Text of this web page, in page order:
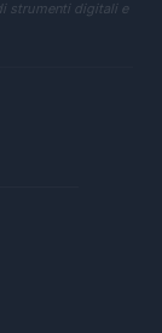
strumenti digitali e